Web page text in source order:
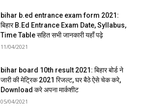
bihar b.ed entrance exam form 2021:
बिहार B.Ed Entrance Exam Date, Syllabus,
Time Table सहित सभी जानकारी यहाँ पढ़े
11/04/2021
bihar board 10th result 2021: बिहार बोर्ड ने
जारी की मेट्रिक 2021 रिजल्ट, घर बैठे ऐसे चेक करे,
Download करे अपना मार्कशीट
05/04/2021